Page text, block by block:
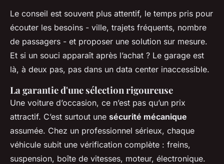
Le conseil est souvent plus attentif, le temps pris pour
écouter les besoins - ville, trajets fréquents, nombre
de passagers - et proposer une solution sur mesure.
Et si un souci apparaît après l’achat ? Le garage est
là, à deux pas, pas dans un data center inaccessible.
La garantie d'une sélection rigoureuse
Une voiture d’occasion, ce n’est pas qu’un prix
attractif. C’est surtout une sécurité mécanique
assumée. Chez un professionnel sérieux, chaque
véhicule subit une vérification complète : freins,
suspension, boîte de vitesses, moteur, électronique.